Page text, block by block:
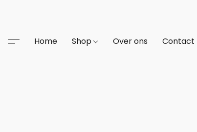
Home Shop Over ons Contact